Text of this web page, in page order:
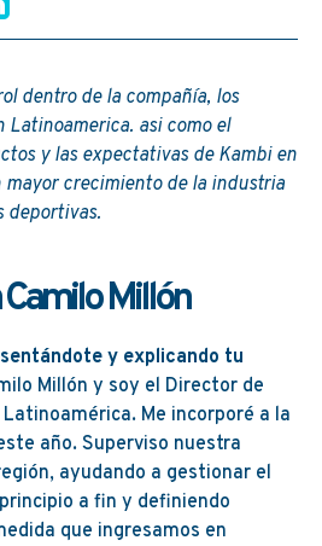
dentro de la compañía, los
Latinoamerica. asi como el
y las expectativas de Kambi en
mayor crecimiento de la industria
deportivas.
Millón
y explicando tu
Millón y soy el Director de
Me incorporé a la
año. Superviso nuestra
ayudando a gestionar el
a fin y definiendo
que ingresamos en